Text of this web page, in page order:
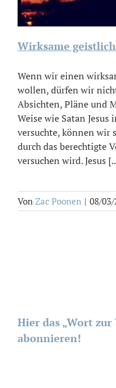
Wirksame
Wenn wir einen
wollen, dürfen wir
Absichten, Pläne und
Weise wie Satan Jesus
versuchte, können wir
durch das berechtigte
versuchen wird. Jesus
Von Zac Poonen | 08/03/
Hier das „Wort zur
abonnieren!